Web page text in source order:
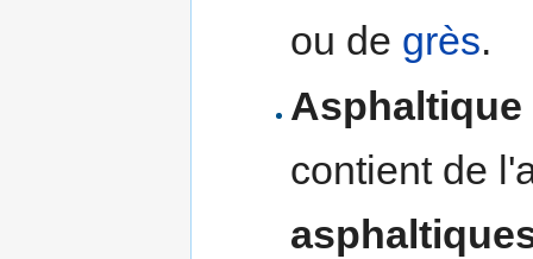
ou de grès.
Asphaltique
contient de